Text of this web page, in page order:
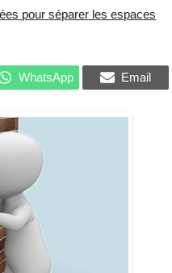
pour séparer les espaces
WhatsApp Email